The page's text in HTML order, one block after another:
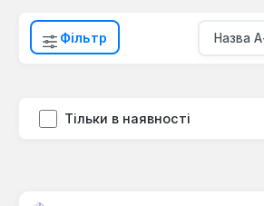
Фільтр
Тільки в наявності